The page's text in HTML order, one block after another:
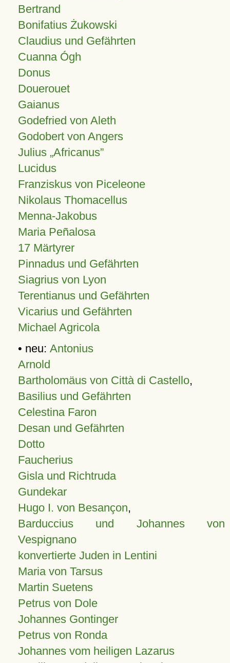
Bertrand
Bonifatius Żukowski
Claudius und Gefährten
Cuanna Ógh
Donus
Douerouet
Gaianus
Godefried von Aleth
Godobert von Angers
Julius Africanus
Lucidus
Franziskus von Piceleone
Nikolaus Thomacellus
Menna-Jakobus
Maria Peñalosa
17 Märtyrer
Pinnadus und Gefährten
Siagrius von Lyon
Terentianus und Gefährten
Vicarius und Gefährten
Michael Agricola
• neu: Antonius
Arnold
Bartholomäus von Città di Castello,
Basilius und Gefährten
Celestina Faron
Desan und Gefährten
Dotto
Faucherius
Gisla und Richtruda
Gundekar
Hugo I. von Besançon,
Barduccius und Johannes von
Vespignano
konvertierte Juden in Lentini
Maria von Tarsus
Martin Suetens
Petrus von Dole
Johannes Gontinger
Petrus von Ronda
Johannes vom heiligen Lazarus